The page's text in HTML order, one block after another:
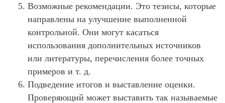
Возможные рекомендации. Это тезисы, которые
направлены на улучшение выполненной
контрольной. Они могут касаться
использования дополнительных источников
или литературы, перечисления более точных
примеров и т. д.
Подведение итогов и выставление оценки.
Проверяющий может выставить так называемые